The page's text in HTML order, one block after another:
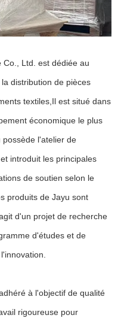
Ltd. est dédiée au
distribution de pièces
textiles,Il est situé dans
économique le plus
possède l'atelier de
introduit les principales
de soutien selon le
produits de Jayu sont
d'un projet de recherche
d'études et de
à l'objectif de qualité
rigoureuse pour